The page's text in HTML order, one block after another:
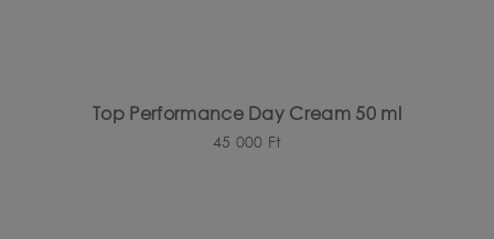
Top Performance Day Cream 50 ml
45 000 Ft